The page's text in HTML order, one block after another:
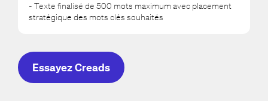
- Texte finalisé de 500 mots maximum avec placement
stratégique des mots clés souhaités
Essayez Creads